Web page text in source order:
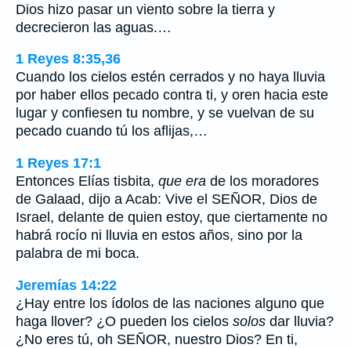
Dios hizo pasar un viento sobre la tierra y
decrecieron las aguas.…
1 Reyes 8:35,36
Cuando los cielos estén cerrados y no haya lluvia
por haber ellos pecado contra ti, y oren hacia este
lugar y confiesen tu nombre, y se vuelvan de su
pecado cuando tú los aflijas,…
1 Reyes 17:1
Entonces Elías tisbita, que era de los moradores
de Galaad, dijo a Acab: Vive el SEÑOR, Dios de
Israel, delante de quien estoy, que ciertamente no
habrá rocío ni lluvia en estos años, sino por la
palabra de mi boca.
Jeremías 14:22
¿Hay entre los ídolos de las naciones alguno que
haga llover? ¿O pueden los cielos solos dar lluvia?
¿No eres tú, oh SEÑOR, nuestro Dios? En ti,